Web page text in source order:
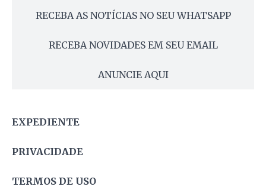
RECEBA AS NOTÍCIAS NO SEU WHATSAPP
RECEBA NOVIDADES EM SEU EMAIL
ANUNCIE AQUI
EXPEDIENTE
PRIVACIDADE
TERMOS DE USO